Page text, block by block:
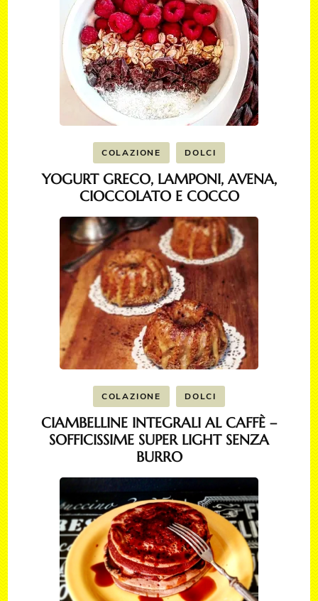
COLAZIONE DOLCI
YOGURT GRECO, LAMPONI, AVENA,
CIOCCOLATO E COCCO
COLAZIONE DOLCI
CIAMBELLINE INTEGRALI AL CAFFÈ –
SOFFICISSIME SUPER LIGHT SENZA
BURRO